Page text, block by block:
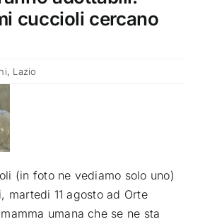
cuccioli cercano
, Lazio
(in foto ne vediamo solo uno)
martedi 11 agosto ad Orte
umana che se ne sta